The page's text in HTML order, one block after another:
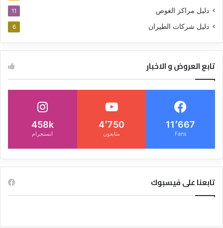
دليل مراكز الغوص 11
دليل شركات الطيران 6
تابع العروض و الاخبار
11٬667
Fans
4٬750
متابعون
458k
انستجرام
تابعنا على فيسبوك